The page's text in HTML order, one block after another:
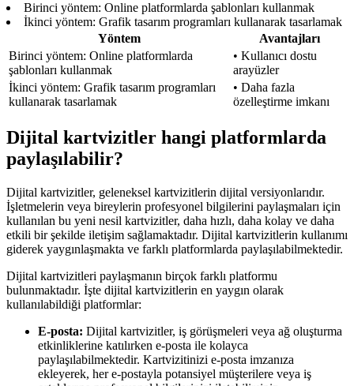
Birinci yöntem: Online platformlarda şablonları kullanmak
İkinci yöntem: Grafik tasarım programları kullanarak tasarlamak
Yöntem
Avantajları
Birinci yöntem: Online platformlarda
şablonları kullanmak
• Kullanıcı dostu
arayüzler
İkinci yöntem: Grafik tasarım programları
kullanarak tasarlamak
• Daha fazla
özelleştirme imkanı
Dijital kartvizitler hangi platformlarda
paylaşılabilir?
Dijital kartvizitler, geleneksel kartvizitlerin dijital versiyonlarıdır.
İşletmelerin veya bireylerin profesyonel bilgilerini paylaşmaları için
kullanılan bu yeni nesil kartvizitler, daha hızlı, daha kolay ve daha
etkili bir şekilde iletişim sağlamaktadır. Dijital kartvizitlerin kullanımı
giderek yaygınlaşmakta ve farklı platformlarda paylaşılabilmektedir.
Dijital kartvizitleri paylaşmanın birçok farklı platformu
bulunmaktadır. İşte dijital kartvizitlerin en yaygın olarak
kullanılabildiği platformlar:
E-posta: Dijital kartvizitler, iş görüşmeleri veya ağ oluşturma
etkinliklerine katılırken e-posta ile kolayca
paylaşılabilmektedir. Kartvizitinizi e-posta imzanıza
ekleyerek, her e-postayla potansiyel müşterilere veya iş